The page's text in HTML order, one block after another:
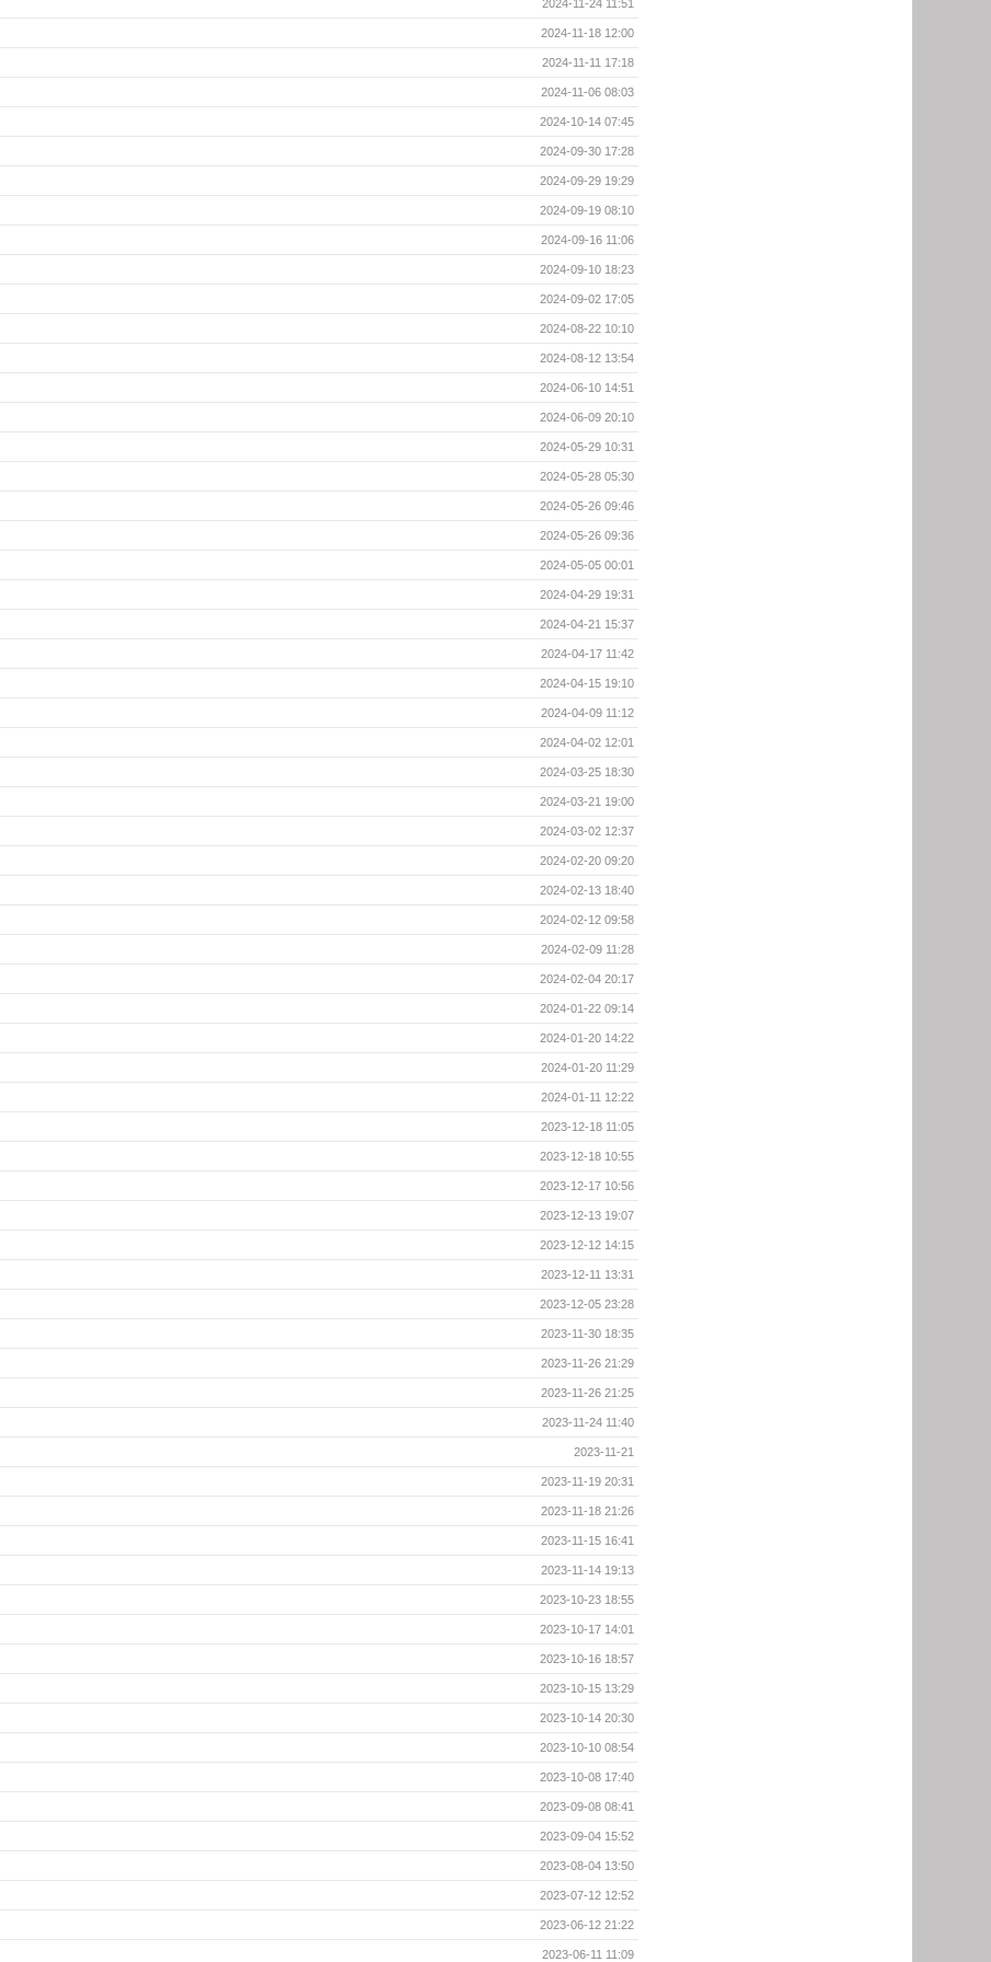
2024-11-24 11:51
2024-11-18 12:00
2024-11-11 17:18
2024-11-06 08:03
2024-10-14 07:45
2024-09-30 17:28
2024-09-29 19:29
2024-09-19 08:10
2024-09-16 11:06
2024-09-10 18:23
2024-09-02 17:05
2024-08-22 10:10
2024-08-12 13:54
2024-06-10 14:51
2024-06-09 20:10
2024-05-29 10:31
2024-05-28 05:30
2024-05-26 09:46
2024-05-26 09:36
2024-05-05 00:01
2024-04-29 19:31
2024-04-21 15:37
2024-04-17 11:42
2024-04-15 19:10
2024-04-09 11:12
2024-04-02 12:01
2024-03-25 18:30
2024-03-21 19:00
2024-03-02 12:37
2024-02-20 09:20
2024-02-13 18:40
2024-02-12 09:58
2024-02-09 11:28
2024-02-04 20:17
2024-01-22 09:14
2024-01-20 14:22
2024-01-20 11:29
2024-01-11 12:22
2023-12-18 11:05
2023-12-18 10:55
2023-12-17 10:56
2023-12-13 19:07
2023-12-12 14:15
2023-12-11 13:31
2023-12-05 23:28
2023-11-30 18:35
2023-11-26 21:29
2023-11-26 21:25
2023-11-24 11:40
2023-11-21
2023-11-19 20:31
2023-11-18 21:26
2023-11-15 16:41
2023-11-14 19:13
2023-10-23 18:55
2023-10-17 14:01
2023-10-16 18:57
2023-10-15 13:29
2023-10-14 20:30
2023-10-10 08:54
2023-10-08 17:40
2023-09-08 08:41
2023-09-04 15:52
2023-08-04 13:50
2023-07-12 12:52
2023-06-12 21:22
2023-06-11 11:09